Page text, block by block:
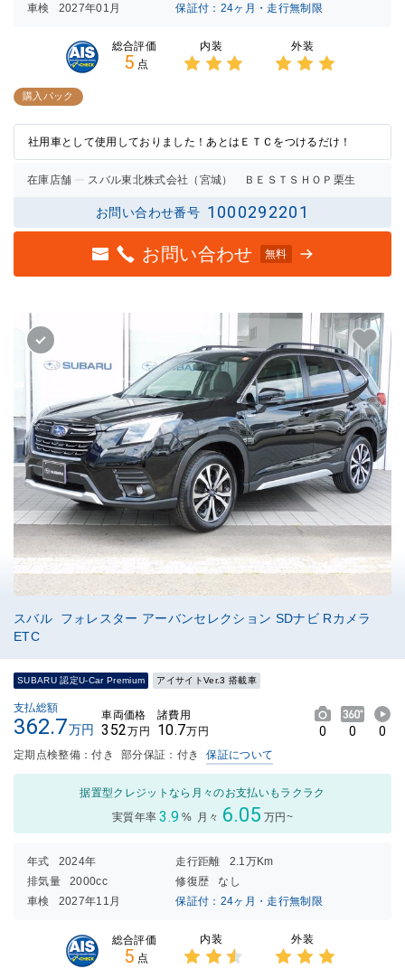
車検
2027年01月 保証付：24ヶ月・走行無制限
総合評価
5 点
内装 外装
購入パック
社用車として使用しておりました！あとはＥＴＣをつけるだけ！
在庫店舗 スバル東北株式会社（宮城） ＢＥＳＴＳＨＯＰ栗生
お問い合わせ番号 1000292201
お問い合わせ 無料
スバル フォレスター アーバンセレクション SDナビ Rカメラ
ETC
SUBARU 認定U-Car Premium アイサイトVer.3 搭載車
支払総額
362.7万円
車両価格
352万円
諸費用
10.7万円 0 0 0
定期点検整備：付き 部分保証：付き 保証について
据置型クレジットなら月々のお支払いもラクラク
実質年率 3.9 % 月々 6.05 万円~
年式 2024年 走行距離
2.1万Km
排気量
2000cc 修復歴
なし
車検
2027年11月 保証付：24ヶ月・走行無制限
総合評価
5 点
内装 外装